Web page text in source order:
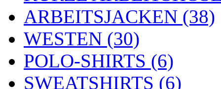
ARBEITSJACKEN (38)
WESTEN (30)
POLO-SHIRTS (6)
SWEATSHIRTS (6)